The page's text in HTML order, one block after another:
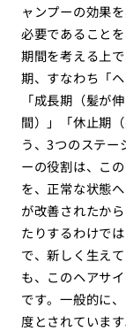
ャンプーの効果
必要であること
期間を考える上
期、すなわち「
「成長期（髪が
間）」「休止期
う、3つのステー
ーの役割は、こ
を、正常な状態
が改善されたか
たりするわけで
で、新しく生え
も、このヘアサ
です。一般的に
度とされていま